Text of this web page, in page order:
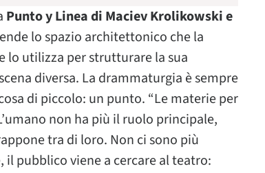
Punto y Linea di Maciev Krolikowski e
lo spazio architettonico che la
lo utilizza per strutturare la sua
diversa. La drammaturgia è sempre
di piccolo: un punto. “Le materie per
non ha più il ruolo principale,
tra di loro. Non ci sono più
il pubblico viene a cercare al teatro: